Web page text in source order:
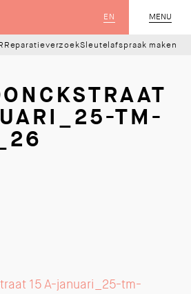
MENU
SLUIT
EN
ReparatieverzoekSleutelafspraak maken
TM-
15 A-januari_25-tm-